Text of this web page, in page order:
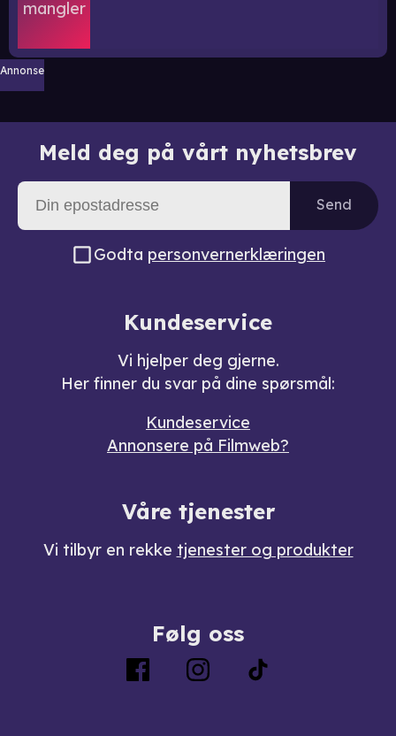
Annonse
Meld deg på vårt nyhetsbrev
Send
Godta personvernerklæringen
Kundeservice
Vi hjelper deg gjerne.
Her finner du svar på dine spørsmål:
Kundeservice
Annonsere på Filmweb?
Våre tjenester
Vi tilbyr en rekke tjenester og produkter
Følg oss